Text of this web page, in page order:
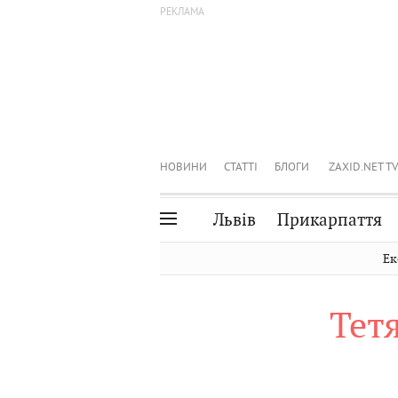
НОВИНИ СТАТТІ БЛОГИ ZAXID.NET TV
Львів Прикарпаття
Чернівці